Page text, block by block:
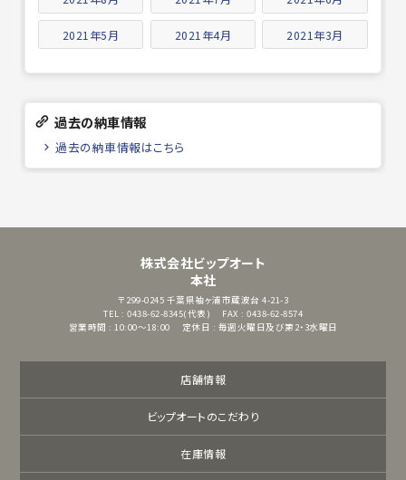
2021年5月 2021年4月 2021年3月
過去の納車情報
過去の納車情報はこちら
株式会社ビップオート
本社
〒299-0245 千葉県袖ヶ浦市蔵波台 4-21-3
TEL : 0438-62-8345(代表)
FAX : 0438-62-8574
営業時間 : 10:00～18:00
定休日 : 毎週火曜日及び第2・3水曜日
店舗情報
ビップオートのこだわり
在庫情報